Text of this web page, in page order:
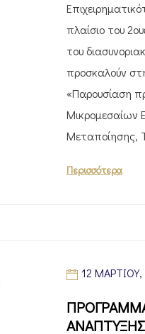
πλαίσιο του
του
προσκαλούν
«Παρουσίαση
Μικρομεσαίων
Μεταποίησης,
Περισσότερα
12 ΜΑΡΤΊΟΥ,